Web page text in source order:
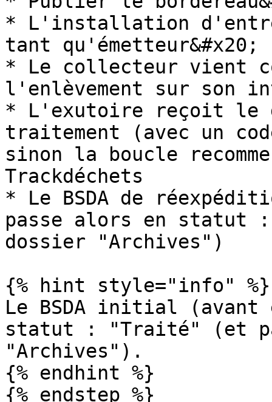
* L'installation
tant qu'émetteur&#x20;
* Le collecteur vient
l'enlèvement sur son
* L'exutoire reçoit le
traitement (avec un
sinon la boucle
Trackdéchets
* Le BSDA de
passe alors en statut
dossier "Archives")
{% hint style="info" %}
Le BSDA initial (avant
statut : "Traité" (et
"Archives").
{% endhint %}
{% endstep %}